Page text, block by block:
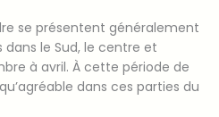
se présentent généralement
le Sud, le centre et
à avril. À cette période de
dans ces parties du